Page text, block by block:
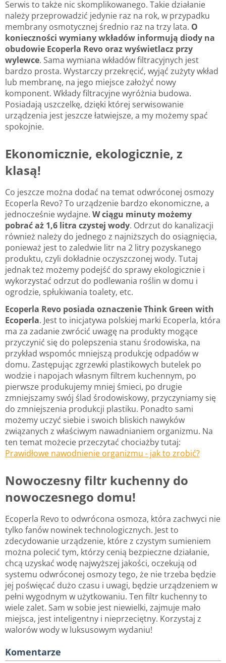
Serwis to także nic skomplikowanego. Takie działanie
należy przeprowadzić jedynie raz na rok, w przypadku
membrany osmotycznej średnio raz na trzy lata. O
konieczności wymiany wkładów informują diody na
obudowie Ecoperla Revo oraz wyświetlacz przy
wylewce. Sama wymiana wkładów filtracyjnych jest
bardzo prosta. Wystarczy przekręcić, wyjąć zużyty wkład
lub membranę, na jego miejsce założyć nowy
komponent. Wkłady filtracyjne wyróżnia budowa.
Posiadają uszczelkę, dzięki której serwisowanie
urządzenia jest jeszcze łatwiejsze, a my możemy spać
spokojnie.
Ekonomicznie, ekologicznie, z
klasą!
Co jeszcze można dodać na temat odwróconej osmozy
Ecoperla Revo? To urządzenie bardzo ekonomiczne, a
jednocześnie wydajne. W ciągu minuty możemy
pobrać aż 1,6 litra czystej wody. Odrzut do kanalizacji
również należy do jednego z najniższych do osiągnięcia,
ponieważ jest to zaledwie litr na 2 litry pozyskanego
produktu, czyli dokładnie oczyszczonej wody. Tutaj
jednak też możemy podejść do sprawy ekologicznie i
wykorzystać odrzut do podlewania roślin w domu i
ogrodzie, spłukiwania toalety, etc.
Ecoperla Revo posiada oznaczenie Think Green with
Ecoperla. Jest to inicjatywa polskiej marki Ecoperla, która
ma za zadanie zwrócić uwagę na produkty mogące
przyczynić się do polepszenia stanu środowiska, na
przykład wspomóc mniejszą produkcję odpadów w
domu. Zastępując zgrzewki plastikowych butelek po
wodzie i napojach własnym filtrem kuchennym, po
pierwsze produkujemy mniej śmieci, po drugie
zmniejszamy swój ślad środowiskowy, przyczyniamy się
do zmniejszenia produkcji plastiku. Ponadto sami
możemy uczyć siebie i swoich bliskich nawyków
związanych z właściwym nawadnianiem organizmu. Na
ten temat możecie przeczytać chociażby tutaj:
Prawidłowe nawodnienie organizmu - jak to zrobić?
Nowoczesny filtr kuchenny do
nowoczesnego domu!
Ecoperla Revo to odwrócona osmoza, która zachwyci nie
tylko fanów nowinek technologicznych. Jest to
zdecydowanie urządzenie, które z czystym sumieniem
można polecić tym, którzy cenią bezpieczne działanie,
chcą uzyskać wodę najwyższej jakości, oczekują od
systemu odwróconej osmozy tego, że nie trzeba będzie
jej poświęcać dużo czasu i uwagi, będzie urządzeniem w
pełni wygodnym w użytkowaniu. Ten filtr kuchenny to
wiele zalet. Sam w sobie jest niewielki, zajmuje mało
miejsca, jest inteligentny i nieprzeciętny. Korzystaj z
walorów wody w luksusowym wydaniu!
Komentarze